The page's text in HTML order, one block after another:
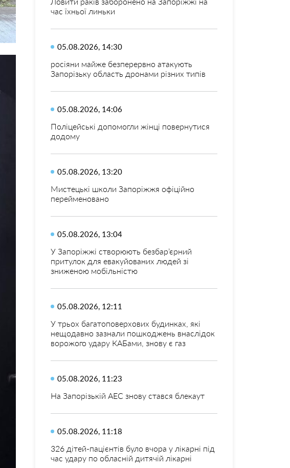
час їхньої линьки
05.08.2026, 14:30
росіяни майже безперервно атакують
Запорізьку область дронами різних типів
05.08.2026, 14:06
Поліцейські допомогли жінці повернутися
додому
05.08.2026, 13:20
Мистецькі школи Запоріжжя офіційно
перейменовано
05.08.2026, 13:04
У Запоріжжі створюють безбар’єрний
притулок для евакуйованих людей зі
зниженою мобільністю
05.08.2026, 12:11
У трьох багатоповерхових будинках, які
нещодавно зазнали пошкоджень внаслідок
ворожого удару КАБами, знову є газ
05.08.2026, 11:23
На Запорізькій АЕС знову стався блекаут
05.08.2026, 11:18
326 дітей-пацієнтів було вчора у лікарні під
час удару по обласній дитячій лікарні